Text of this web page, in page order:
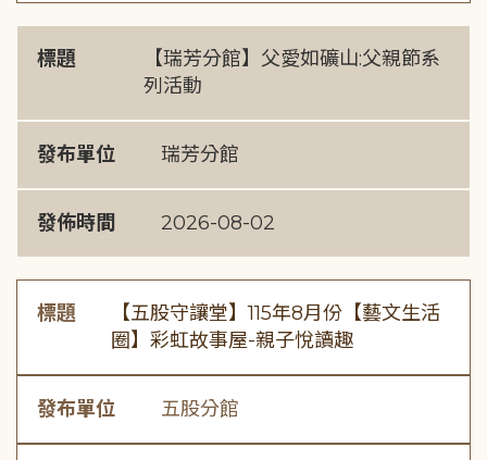
標題
【瑞芳分館】父愛如礦山:父親節系
列活動
發布單位 瑞芳分館
發佈時間 2026-08-02
標題
【五股守讓堂】115年8月份【藝文生活
圈】彩虹故事屋-親子悅讀趣
發布單位 五股分館